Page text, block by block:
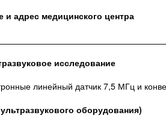
и адрес медицинского центра
исследование
линейный датчик 7,5 МГц и
оборудования)